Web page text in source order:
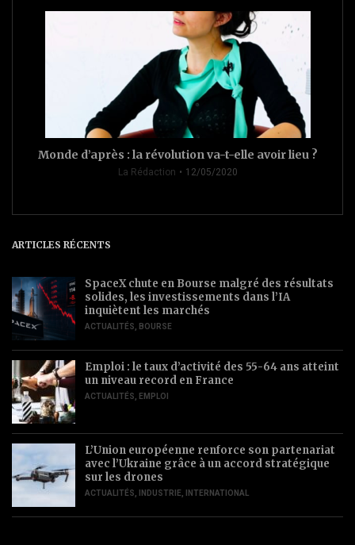
Monde d’après : la révolution va-t-elle avoir lieu ?
La Rédaction 12/05/2020
ARTICLES RÉCENTS
SpaceX chute en Bourse malgré des résultats
solides, les investissements dans l’IA
inquiètent les marchés
ACTUALITÉS BOURSE
Emploi : le taux d’activité des 55-64 ans atteint
un niveau record en France
ACTUALITÉS EMPLOI
L’Union européenne renforce son partenariat
avec l’Ukraine grâce à un accord stratégique
sur les drones
ACTUALITÉS INDUSTRIE INTERNATIONAL